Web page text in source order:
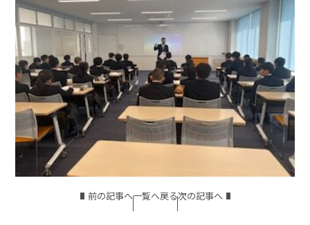
前の記事へ一覧へ戻る次の記事へ